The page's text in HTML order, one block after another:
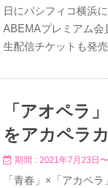
日にパシフィコ横浜
ABEMAプレミアム会
生配信チケットも発
「アオペラ
をアカペラ
期間 : 2021年7月23日
「青春」×「アカペ